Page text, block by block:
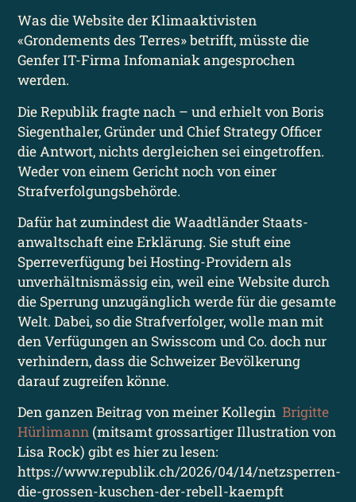
Was die Website der Klima­aktivisten
«Grondements des Terres» betrifft, müsste die
Genfer IT-Firma Infomaniak angesprochen
werden.
Die Republik fragte nach – und erhielt von Boris
Siegenthaler, Gründer und Chief Strategy Officer
die Antwort, nichts dergleichen sei eingetroffen.
Weder von einem Gericht noch von einer
Strafverfolgungs­behörde.
Dafür hat zumindest die Waadt­länder Staats­
anwaltschaft eine Erklärung. Sie stuft eine
Sperre­verfügung bei Hosting-Providern als
unverhältnis­mässig ein, weil eine Website durch
die Sperrung unzugänglich werde für die gesamte
Welt. Dabei, so die Strafverfolger, wolle man mit
den Verfügungen an Swisscom und Co. doch nur
verhindern, dass die Schweizer Bevölkerung
darauf zugreifen könne.
Den ganzen Beitrag von meiner KolleginBrigitte
Hürlimann (mitsamt grossartiger Illustration von
Lisa Rock) gibt es hier zu lesen:
https://www.republik.ch/2026/04/14/netzsperren-
die-grossen-kuschen-der-rebell-kaempft